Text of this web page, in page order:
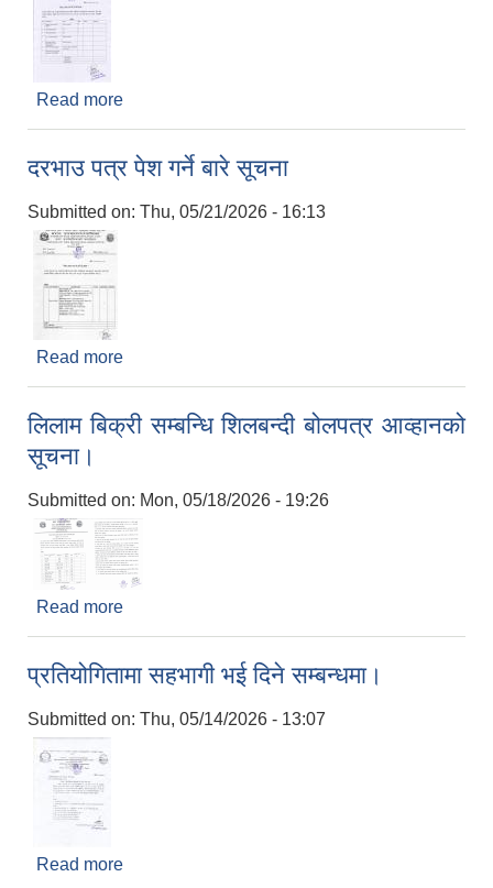
Read more
दरभाउ पत्र पेश गर्ने बारे सूचना
Submitted on: Thu, 05/21/2026 - 16:13
Read more
लिलाम बिक्री सम्बन्धि शिलबन्दी बोलपत्र आव्हानको
सूचना।
Submitted on: Mon, 05/18/2026 - 19:26
Read more
प्रतियोगितामा सहभागी भई दिने सम्बन्धमा।
Submitted on: Thu, 05/14/2026 - 13:07
Read more